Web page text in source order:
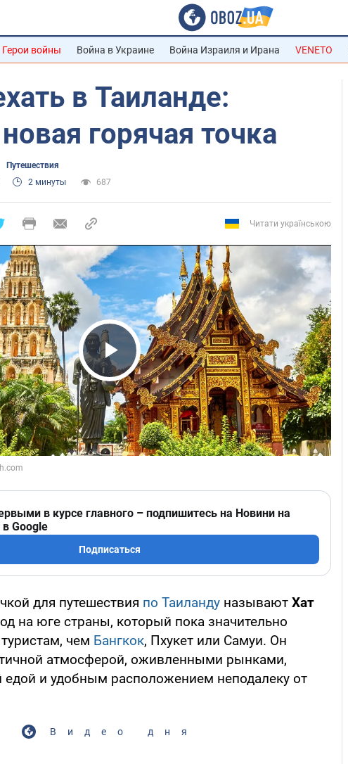
Герои войны Война в Украине Война Израиля и Ирана VENETO
в Таиланде:
горячая точка
Путешествия
2 минуты 687
Читати українською
Play Video
в курсе главного – подпишитесь на Новини на
в Google
Подписаться
для путешествия по Таиланду называют Хат
на юге страны, который пока значительно
чем Бангкок, Пхукет или Самуи. Он
атмосферой, оживленными рынками,
едой и удобным расположением неподалеку от
Видео дня